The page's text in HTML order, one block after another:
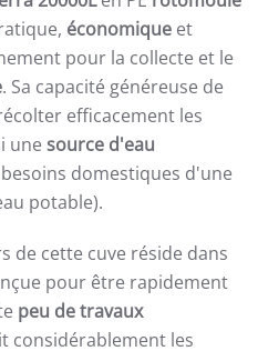
économique et
pour la collecte et le
. Sa capacité généreuse de
efficacement les
une source d'eau
domestiques d'une
potable).
de cette cuve réside dans
pour être rapidement
peu de travaux
considérablement les